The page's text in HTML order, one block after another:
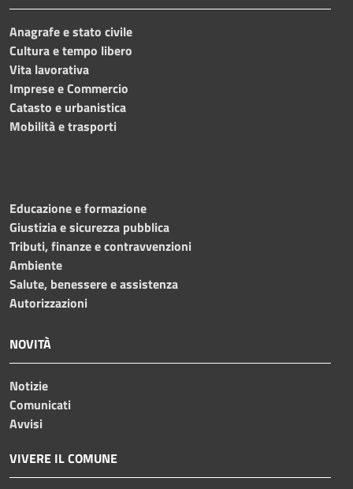
Anagrafe e stato civile
Cultura e tempo libero
Vita lavorativa
Imprese e Commercio
Catasto e urbanistica
Mobilità e trasporti
Educazione e formazione
Giustizia e sicurezza pubblica
Tributi, finanze e contravvenzioni
Ambiente
Salute, benessere e assistenza
Autorizzazioni
NOVITÀ
Notizie
Comunicati
Avvisi
VIVERE IL COMUNE